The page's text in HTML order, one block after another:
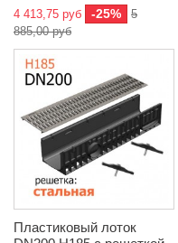
4 413,75 руб -25%
5
885,00 руб
Пластиковый лоток